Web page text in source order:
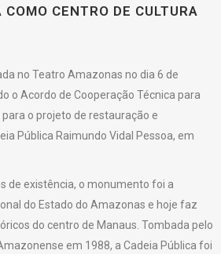
COMO CENTRO DE CULTURA
no Teatro Amazonas no dia 6 de
o Acordo de Cooperação Técnica para
o projeto de restauração e
Pública Raimundo Vidal Pessoa, em
de existência, o monumento foi a
do Estado do Amazonas e hoje faz
do centro de Manaus. Tombada pelo
em 1988, a Cadeia Pública foi